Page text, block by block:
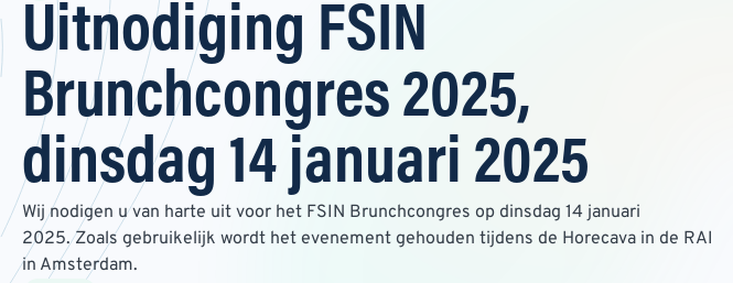
Uitnodiging FSIN
Brunchcongres 2025,
dinsdag 14 januari 2025
Wij nodigen u van harte uit voor het FSIN Brunchcongres op dinsdag 14 januari
2025. Zoals gebruikelijk wordt het evenement gehouden tijdens de Horecava in de RAI
in Amsterdam.